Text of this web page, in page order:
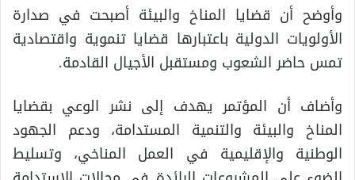
وأوضح أن قضايا المناخ والبيئة أصبحت في صدارة
الأولويات الدولية باعتبارها قضايا تنموية واقتصادية
تمس حاضر الشعوب ومستقبل الأجيال القادمة.
وأضاف أن المؤتمر يهدف إلى نشر الوعي بقضايا
المناخ والبيئة والتنمية المستدامة، ودعم الجهود
الوطنية والإقليمية في العمل المناخي، وتسليط